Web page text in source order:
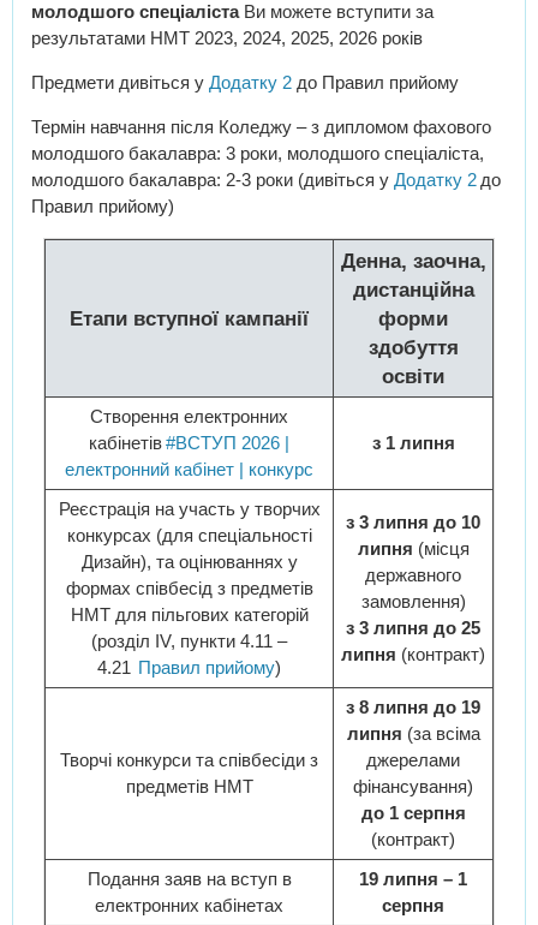
молодшого спеціалістаВи можете вступити за
результатами НМТ 2023, 2024, 2025, 2026 років
Предмети дивіться у Додатку 2 до Правил прийому
Термін навчання після Коледжу – з дипломом фахового
молодшого бакалавра: 3 роки, молодшого спеціаліста,
молодшого бакалавра: 2-3 роки (дивіться у Додатку 2 до
Правил прийому)
Етапи вступної кампанії
Денна, заочна,
дистанційна
форми
здобуття
освіти
Створення електронних
кабінетів#ВСТУП 2026 |
електронний кабінет | конкурс
з 1 липня
Реєстрація на участь у творчих
конкурсах (для спеціальності
Дизайн), та оцінюваннях у
формах співбесід з предметів
НМТ для пільгових категорій
(розділ IV, пункти 4.11 –
4.21 Правил прийому)
з 3 липня до 10
липня (місця
державного
замовлення)
з 3 липня до 25
липня (контракт)
Творчі конкурси та співбесіди з
предметів НМТ
з 8 липня до 19
липня (за всіма
джерелами
фінансування)
до 1 серпня
(контракт)
Подання заяв на вступ в
електронних кабінетах
19 липня – 1
серпня